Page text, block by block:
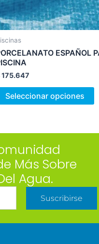
ESPAÑOL
175.647
Seleccionar opciones
Más Sobre
Agua.
Suscribirse